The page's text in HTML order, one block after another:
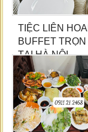
TIỆC LIÊN
BUFFET TRỌN
TẠI HÀ NỘI